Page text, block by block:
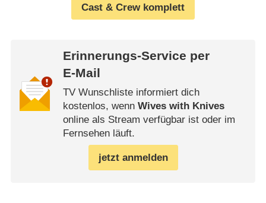
Cast & Crew komplett
Erinnerungs-Service per
E-Mail
TV Wunschliste informiert dich
kostenlos, wenn Wives with Knives
online als Stream verfügbar ist oder im
Fernsehen läuft.
jetzt anmelden